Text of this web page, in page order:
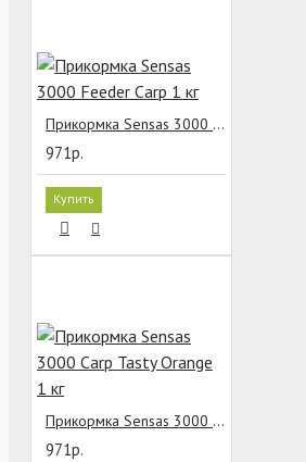
Прикормка Sensas 3000 Feeder Carp 1 кг
971р.
Купить
Прикормка Sensas 3000 Carp Tasty Orange 1 кг
971р.